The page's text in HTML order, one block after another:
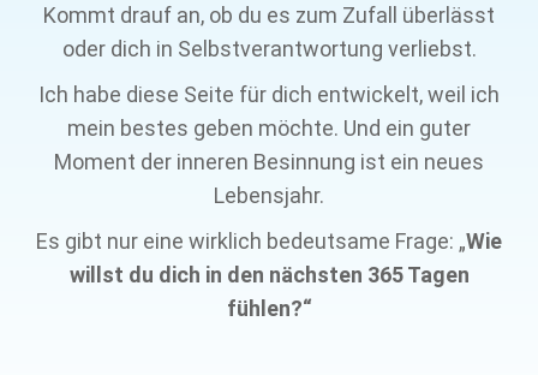
Kommt drauf an, ob du es zum Zufall überlässt
oder dich in Selbstverantwortung verliebst.
Ich habe diese Seite für dich entwickelt, weil ich
mein bestes geben möchte. Und ein guter
Moment der inneren Besinnung ist ein neues
Lebensjahr.
Es gibt nur eine wirklich bedeutsame Frage: „Wie
willst du dich in den nächsten 365 Tagen
fühlen?“